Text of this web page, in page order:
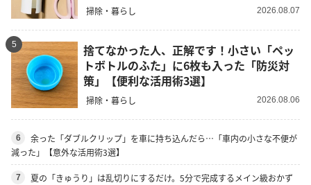
掃除・暮らし 2026.08.07
5
捨てなかった人、正解です！小さい「ペッ
トボトルのふた」に6枚も入った「防災対
策」【便利な活用術3選】
掃除・暮らし 2026.08.06
6
余った「ダブルクリップ」を車に持ち込んだら…「車内の小さな不便が
減った」【意外な活用術3選】
7
夏の「きゅうり」は乱切りにするだけ。5分で完成するメイン級おかず